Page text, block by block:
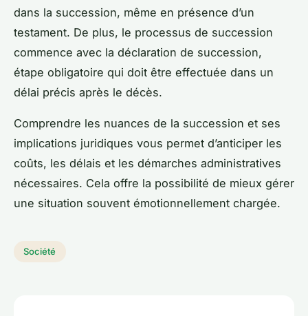
dans la succession, même en présence d’un
testament. De plus, le processus de succession
commence avec la déclaration de succession,
étape obligatoire qui doit être effectuée dans un
délai précis après le décès.
Comprendre les nuances de la succession et ses
implications juridiques vous permet d’anticiper les
coûts, les délais et les démarches administratives
nécessaires. Cela offre la possibilité de mieux gérer
une situation souvent émotionnellement chargée.
Société